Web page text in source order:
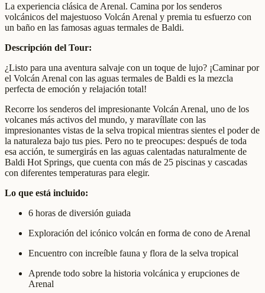
La experiencia clásica de Arenal. Camina por los senderos
volcánicos del majestuoso Volcán Arenal y premia tu esfuerzo con
un baño en las famosas aguas termales de Baldi.
Descripción del Tour:
¿Listo para una aventura salvaje con un toque de lujo? ¡Caminar por
el Volcán Arenal con las aguas termales de Baldi es la mezcla
perfecta de emoción y relajación total!
Recorre los senderos del impresionante Volcán Arenal, uno de los
volcanes más activos del mundo, y maravíllate con las
impresionantes vistas de la selva tropical mientras sientes el poder de
la naturaleza bajo tus pies. Pero no te preocupes: después de toda
esa acción, te sumergirás en las aguas calentadas naturalmente de
Baldi Hot Springs, que cuenta con más de 25 piscinas y cascadas
con diferentes temperaturas para elegir.
Lo que está incluido:
6 horas de diversión guiada
Exploración del icónico volcán en forma de cono de Arenal
Encuentro con increíble fauna y flora de la selva tropical
Aprende todo sobre la historia volcánica y erupciones de
Arenal